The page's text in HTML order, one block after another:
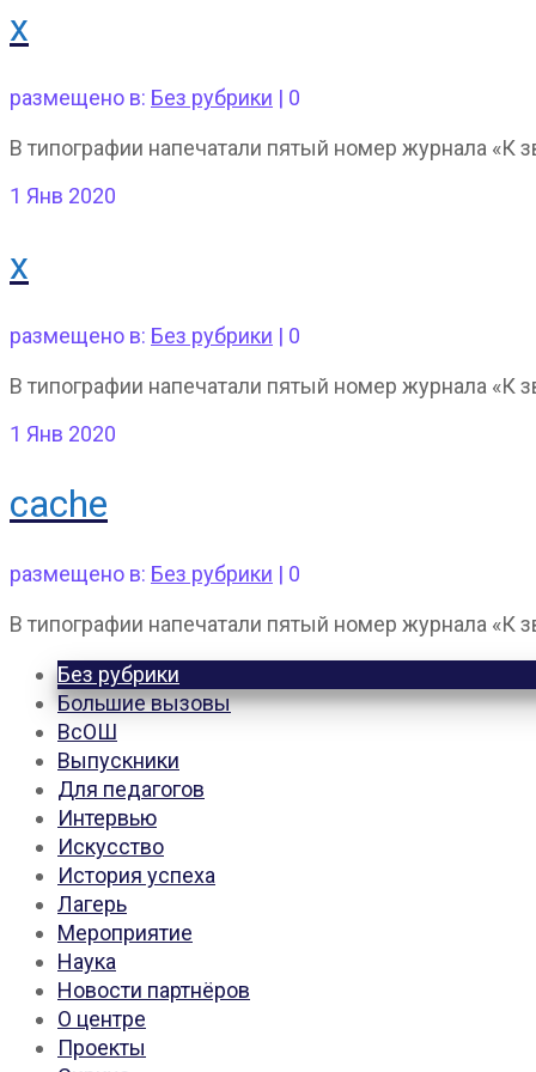
x
размещено в: Без рубрики | 0
В типографии напечатали пятый номер журнала «К
1 Янв 2020
x
размещено в: Без рубрики | 0
В типографии напечатали пятый номер журнала «К
1 Янв 2020
cache
размещено в: Без рубрики | 0
В типографии напечатали пятый номер журнала «К
Без рубрики
Большие вызовы
ВсОШ
Выпускники
Для педагогов
Интервью
Искусство
История успеха
Лагерь
Мероприятие
Наука
Новости партнёров
О центре
Проекты